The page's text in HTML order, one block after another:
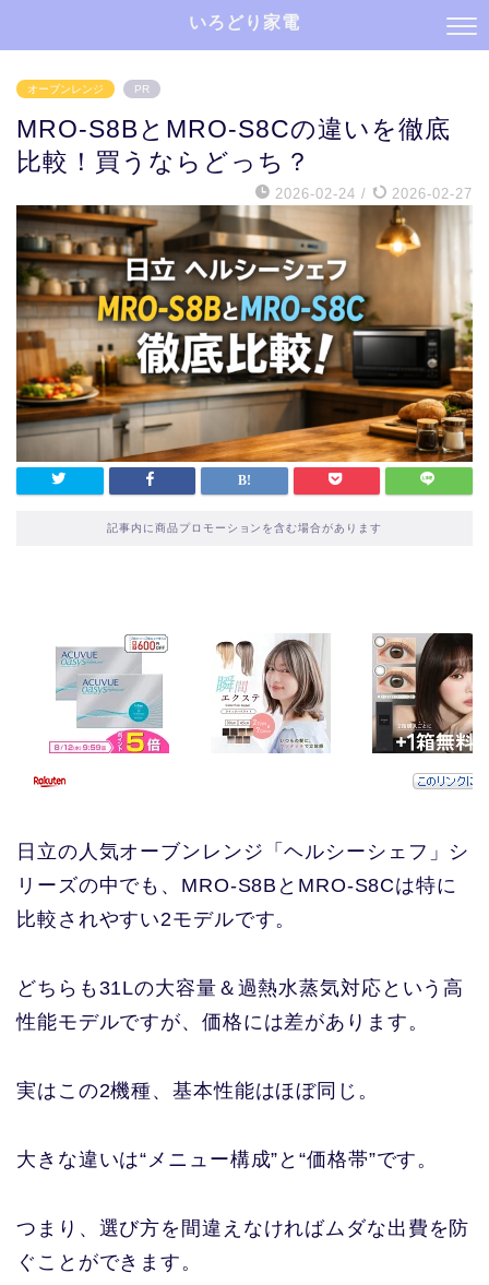
いろどり家電
オーブンレンジ PR
MRO-S8BとMRO-S8Cの違いを徹底
比較！買うならどっち？
2026-02-24 / 2026-02-27
記事内に商品プロモーションを含む場合があります
日立の人気オーブンレンジ「ヘルシーシェフ」シ
リーズの中でも、MRO-S8BとMRO-S8Cは特に
比較されやすい2モデルです。
どちらも31Lの大容量＆過熱水蒸気対応という高
性能モデルですが、価格には差があります。
実はこの2機種、基本性能はほぼ同じ。
大きな違いは“メニュー構成”と“価格帯”です。
つまり、選び方を間違えなければムダな出費を防
ぐことができます。